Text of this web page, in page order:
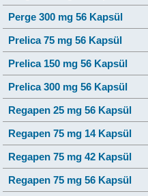
Perge 300 mg 56 Kapsül
Prelica 75 mg 56 Kapsül
Prelica 150 mg 56 Kapsül
Prelica 300 mg 56 Kapsül
Regapen 25 mg 56 Kapsül
Regapen 75 mg 14 Kapsül
Regapen 75 mg 42 Kapsül
Regapen 75 mg 56 Kapsül